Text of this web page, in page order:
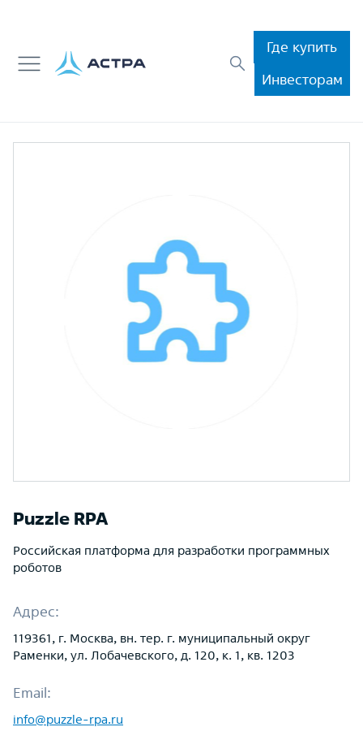
Где купить
Инвесторам
Puzzle RPA
Российская платформа для разработки программных
роботов
Адрес:
119361, г. Москва, вн. тер. г. муниципальный округ
Раменки, ул. Лобачевского, д. 120, к. 1, кв. 1203
Email:
info@puzzle-rpa.ru